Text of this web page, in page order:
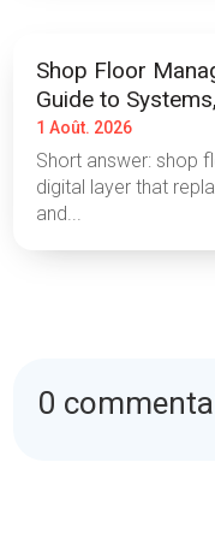
Shop Floor
Guide to
1 Août. 2026
Short answer: shop
digital layer that
and...
0